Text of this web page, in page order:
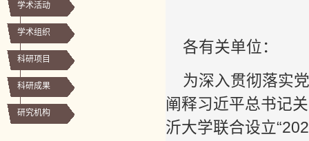
学术活动
学术组织
科研项目
科研成果
研究机构
各有关单位：
为深入贯彻落实
阐释习近平总书记
沂大学联合设立